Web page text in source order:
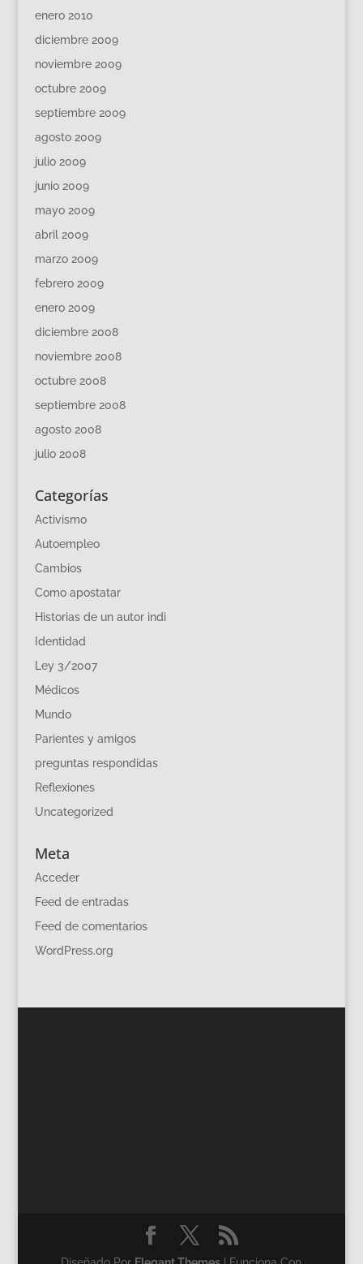
enero 2010
diciembre 2009
noviembre 2009
octubre 2009
septiembre 2009
agosto 2009
julio 2009
junio 2009
mayo 2009
abril 2009
marzo 2009
febrero 2009
enero 2009
diciembre 2008
noviembre 2008
octubre 2008
septiembre 2008
agosto 2008
julio 2008
Categorías
Activismo
Autoempleo
Cambios
Como apostatar
Historias de un autor indi
Identidad
Ley 3/2007
Médicos
Mundo
Parientes y amigos
preguntas respondidas
Reflexiones
Uncategorized
Meta
Acceder
Feed de entradas
Feed de comentarios
WordPress.org